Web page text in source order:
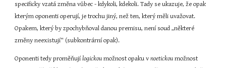
specificky vzatá změna vůbec - kdykoli, kdekoli. Tady se ukazuje, že opak
kterým oponenti operují, je trochu jiný, než ten, který měli uvažovat.
Opakem, který by zpochybňoval danou premisu, není soud „některé
změny neexistují“ (subkontrární opak).
Oponenti tedy proměňují logickou možnost opaku v noetickou možnost